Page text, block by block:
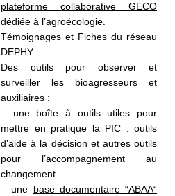
plateforme collaborative GECO
dédiée à l’agroécologie.
Témoignages et Fiches du réseau
DEPHY
Des outilspour observer et
surveiller les bioagresseurs et
auxiliaires :
– une boîte à outils utiles pour
mettre en pratique la PIC : outils
d’aide à la décision et autres outils
pour l’accompagnement au
changement.
–une base documentaire “ABAA“